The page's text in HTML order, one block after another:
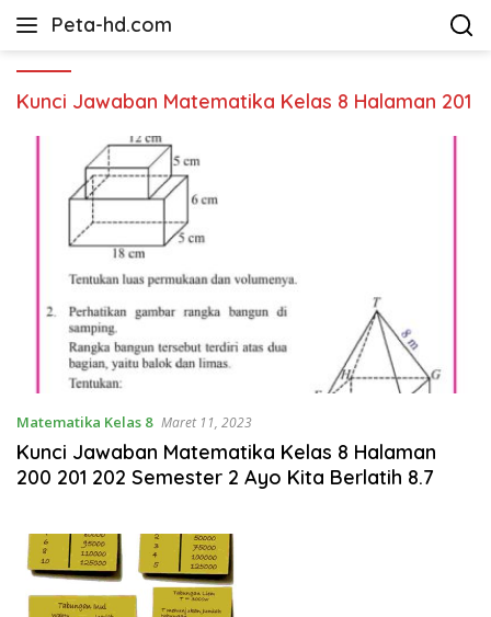
Peta-hd.com
Kumpulan
HD
Kunci Jawaban Matematika Kelas 8 Halaman 201
Matematika Kelas 8 Maret 11, 2023
Kunci Jawaban Matematika Kelas 8 Halaman
200 201 202 Semester 2 Ayo Kita Berlatih 8.7